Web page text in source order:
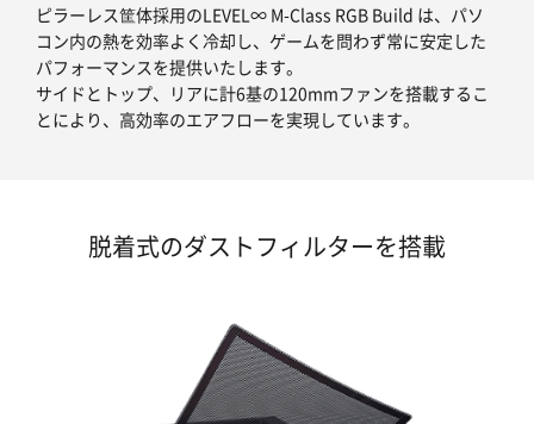
ピラーレス筐体採用のLEVEL∞ M-Class RGB Build は、パソ
コン内の熱を効率よく冷却し、ゲームを問わず常に安定した
パフォーマンスを提供いたします。
サイドとトップ、リアに計6基の120mmファンを搭載するこ
とにより、高効率のエアフローを実現しています。
脱着式のダストフィルターを搭載